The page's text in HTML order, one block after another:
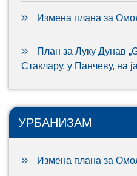
Измена плана за
План за Луку Дунав
Стаклару, у Панчеву, на
УРБАНИЗАМ
Измена плана за